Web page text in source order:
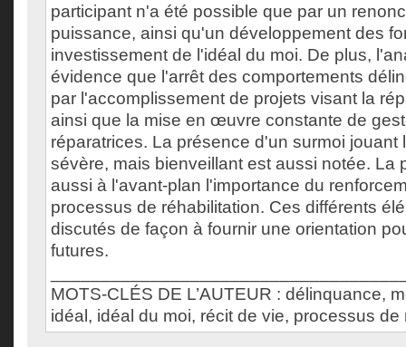
participant n'a été possible que par un
puissance, ainsi qu'un développement des
investissement de l'idéal du moi. De plus,
évidence que l'arrêt des comportements
par l'accomplissement de projets visant la
ainsi que la mise en œuvre constante de
réparatrices. La présence d'un surmoi jouant
sévère, mais bienveillant est aussi notée. La
aussi à l'avant-plan l'importance du
processus de réhabilitation. Ces différents
discutés de façon à fournir une orientation
futures.
MOTS-CLÉS DE L’AUTEUR : délinquance,
idéal, idéal du moi, récit de vie, processus de